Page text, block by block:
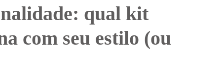
qual kit
com seu estilo (ou